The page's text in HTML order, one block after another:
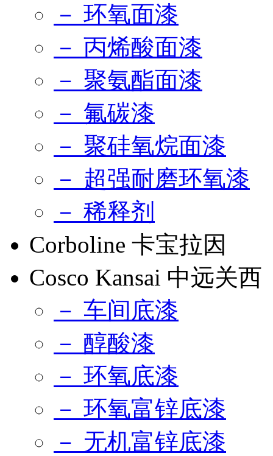
－ 环氧面漆
－ 丙烯酸面漆
－ 聚氨酯面漆
－ 氟碳漆
－ 聚硅氧烷面漆
－ 超强耐磨环氧漆
－ 稀释剂
Corboline 卡宝拉因
Cosco Kansai 中远关西
－ 车间底漆
－ 醇酸漆
－ 环氧底漆
－ 环氧富锌底漆
－ 无机富锌底漆